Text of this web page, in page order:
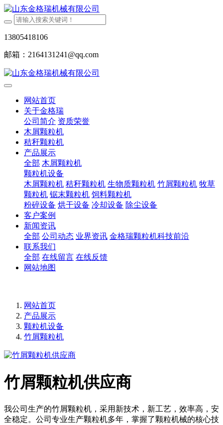
13805418106
邮箱：2164131241@qq.com
网站首页
关于金格瑞
公司简介 资质荣誉
木屑颗粒机
秸秆颗粒机
产品展示
全部 木屑颗粒机
颗粒机设备
木屑颗粒机 秸秆颗粒机 生物质颗粒机 竹屑颗粒机 牧草
颗粒机 锯末颗粒机 饲料颗粒机
粉碎设备 烘干设备 冷却设备 除尘设备
客户案例
新闻资讯
全部 公司动态 业界资讯 金格瑞颗粒机科技前沿
联系我们
全部 在线留言 在线反馈
网站地图
网站首页
产品展示
颗粒机设备
竹屑颗粒机
竹屑颗粒机供应商
我公司生产的竹屑颗粒机，采用新技术，新工艺，效率高，安
全稳定。公司专业生产颗粒机多年，掌握了颗粒机械的核心技